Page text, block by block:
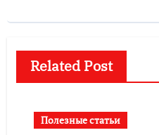
Related Post
Полезные статьи